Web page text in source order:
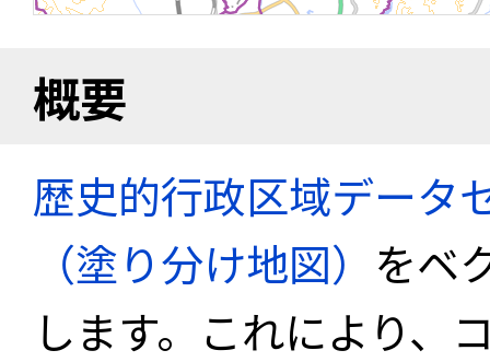
概要
歴史的行政区域データ
（塗り分け地図） をベ
します。これにより、